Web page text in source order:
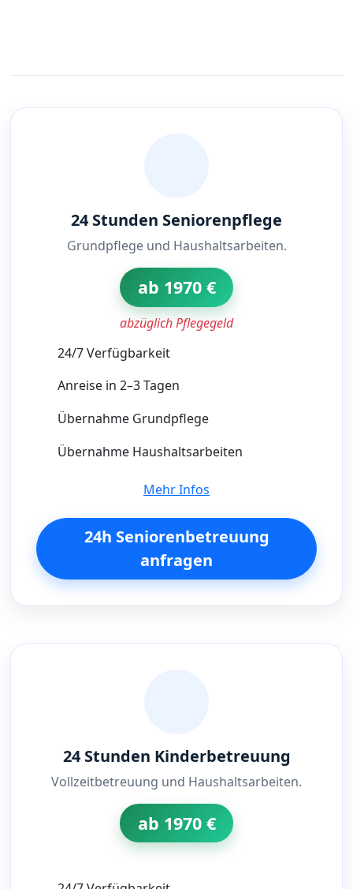
24 Stunden Seniorenpflege
Grundpflege und Haushaltsarbeiten.
ab 1970 €
abzüglich Pflegegeld
24/7 Verfügbarkeit
Anreise in 2–3 Tagen
Übernahme Grundpflege
Übernahme Haushaltsarbeiten
Mehr Infos
24h Seniorenbetreuung
anfragen
24 Stunden Kinderbetreuung
Vollzeitbetreuung und Haushaltsarbeiten.
ab 1970 €